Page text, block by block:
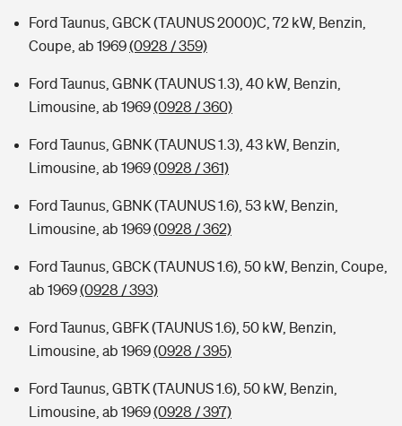
Ford Taunus, GBCK (TAUNUS 2000)C, 72 kW, Benzin,
Coupe, ab 1969(0928 / 359)
Ford Taunus, GBNK (TAUNUS 1.3), 40 kW, Benzin,
Limousine, ab 1969(0928 / 360)
Ford Taunus, GBNK (TAUNUS 1.3), 43 kW, Benzin,
Limousine, ab 1969(0928 / 361)
Ford Taunus, GBNK (TAUNUS 1.6), 53 kW, Benzin,
Limousine, ab 1969(0928 / 362)
Ford Taunus, GBCK (TAUNUS 1.6), 50 kW, Benzin, Coupe,
ab 1969(0928 / 393)
Ford Taunus, GBFK (TAUNUS 1.6), 50 kW, Benzin,
Limousine, ab 1969(0928 / 395)
Ford Taunus, GBTK (TAUNUS 1.6), 50 kW, Benzin,
Limousine, ab 1969(0928 / 397)